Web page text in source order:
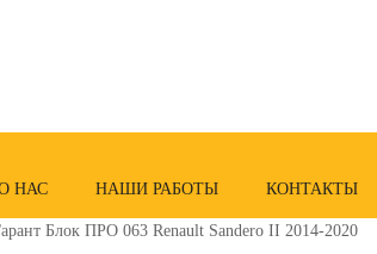
НАС НАШИ РАБОТЫ КОНТАКТЫ
Блок ПРО 063 Renault Sandero II 2014-2020